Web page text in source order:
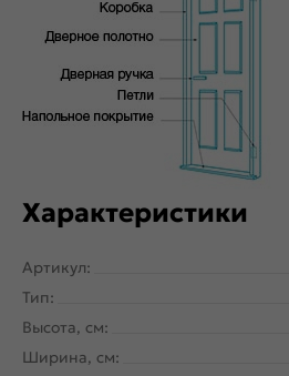
Дверь скрытого монтажа с
PUR-клея необратимой
Характеристики
Артикул:
Тип:
Высота, см:
Ширина, см: